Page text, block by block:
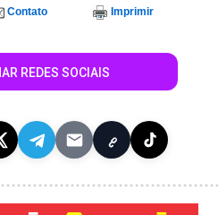
Contato Imprimir
REDES SOCIAIS